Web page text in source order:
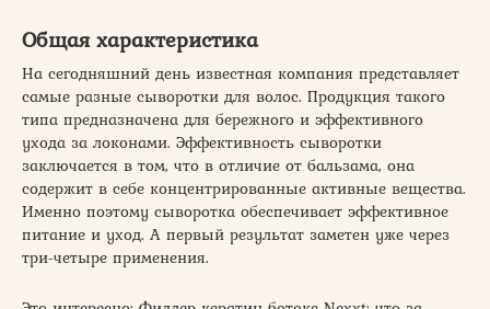
Общая характеристика
На сегодняшний день известная компания представляет
самые разные сыворотки для волос. Продукция такого
типа предназначена для бережного и эффективного
ухода за локонами. Эффективность сыворотки
заключается в том, что в отличие от бальзама, она
содержит в себе концентрированные активные вещества.
Именно поэтому сыворотка обеспечивает эффективное
питание и уход. А первый результат заметен уже через
три-четыре применения.